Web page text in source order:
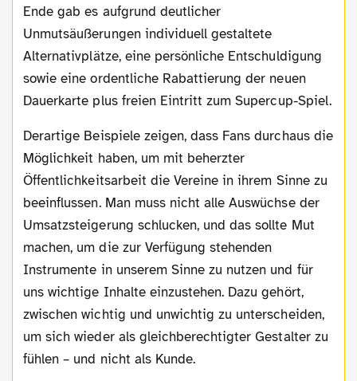
Ende gab es aufgrund deutlicher
Unmutsäußerungen individuell gestaltete
Alternativplätze, eine persönliche Entschuldigung
sowie eine ordentliche Rabattierung der neuen
Dauerkarte plus freien Eintritt zum Supercup-Spiel.
Derartige Beispiele zeigen, dass Fans durchaus die
Möglichkeit haben, um mit beherzter
Öffentlichkeitsarbeit die Vereine in ihrem Sinne zu
beeinflussen. Man muss nicht alle Auswüchse der
Umsatzsteigerung schlucken, und das sollte Mut
machen, um die zur Verfügung stehenden
Instrumente in unserem Sinne zu nutzen und für
uns wichtige Inhalte einzustehen. Dazu gehört,
zwischen wichtig und unwichtig zu unterscheiden,
um sich wieder als gleichberechtigter Gestalter zu
fühlen – und nicht als Kunde.